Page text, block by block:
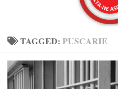
TAGGED:PUSCARIE